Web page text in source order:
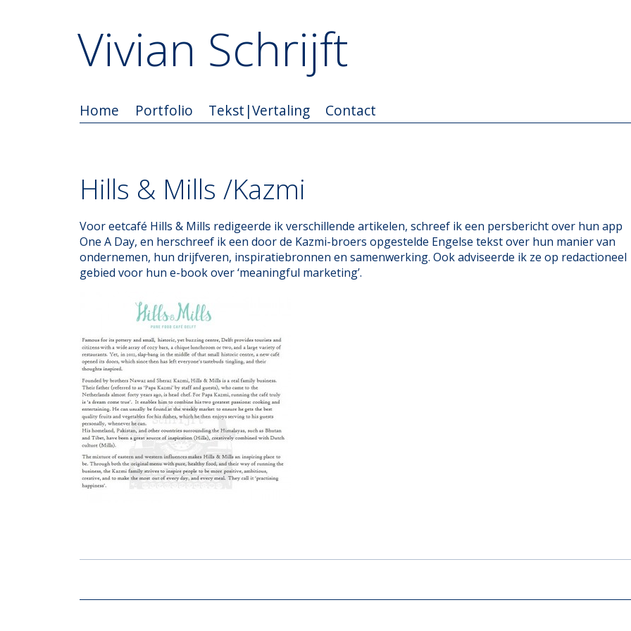
Vivian Schrijft
Home Portfolio Tekst|Vertaling Contact
Hills & Mills /Kazmi
Voor eetcafé Hills & Mills redigeerde ik verschillende artikelen, schreef ik een persbericht over hun app
One A Day, en herschreef ik een door de Kazmi-broers opgestelde Engelse tekst over hun manier van
ondernemen, hun drijfveren, inspiratiebronnen en samenwerking. Ook adviseerde ik ze op redactioneel
gebied voor hun e-book over ‘meaningful marketing’.